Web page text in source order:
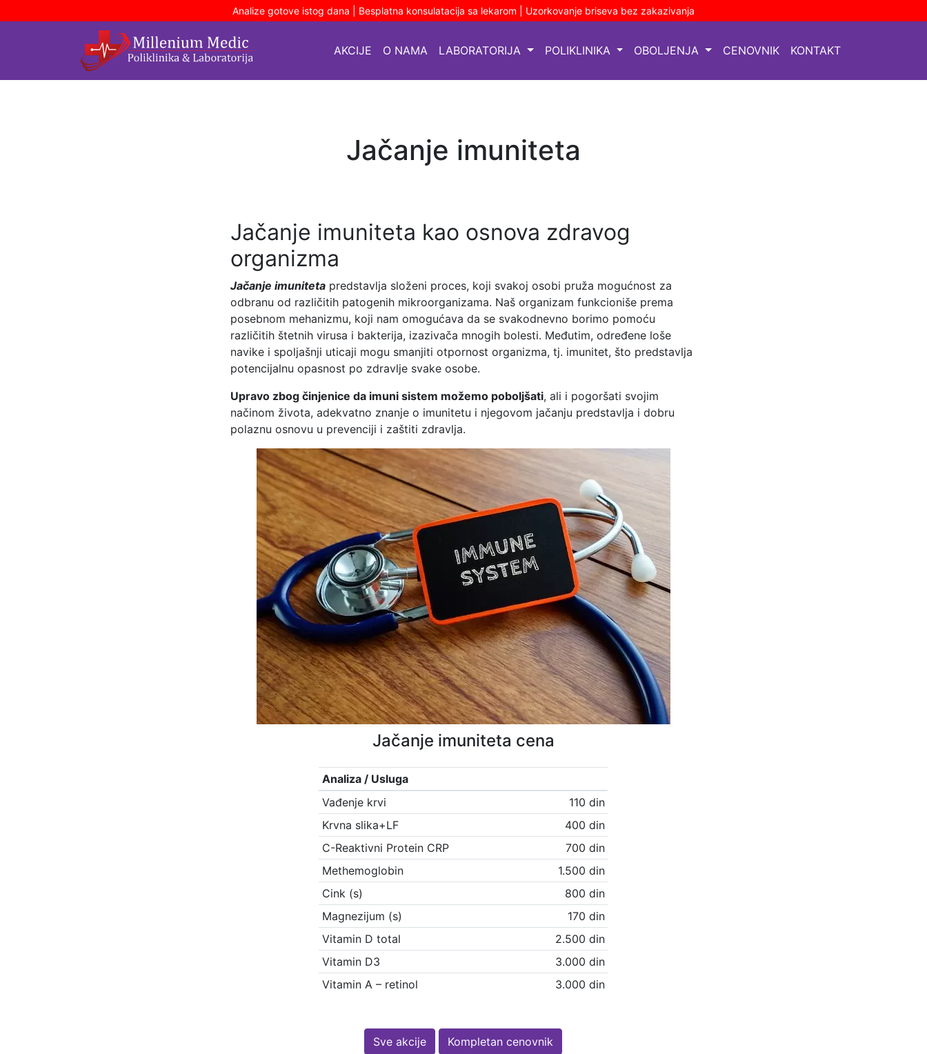
Analize gotove istog dana | Besplatna konsulatacija sa lekarom | Uzorkovanje briseva bez zakazivanja
AKCIJE O NAMA LABORATORIJA POLIKLINIKA OBOLJENJA CENOVNIK KONTAKT
Jačanje imuniteta
Jačanje imuniteta kao osnova zdravog
organizma
Jačanje imuniteta predstavlja složeni proces, koji svakoj osobi pruža mogućnost za
odbranu od različitih patogenih mikroorganizama. Naš organizam funkcioniše prema
posebnom mehanizmu, koji nam omogućava da se svakodnevno borimo pomoću
različitih štetnih virusa i bakterija, izazivača mnogih bolesti. Međutim, određene loše
navike i spoljašnji uticaji mogu smanjiti otpornost organizma, tj. imunitet, što predstavlja
potencijalnu opasnost po zdravlje svake osobe.
Upravo zbog činjenice da imuni sistem možemo poboljšati, ali i pogoršati svojim
načinom života, adekvatno znanje o imunitetu i njegovom jačanju predstavlja i dobru
polaznu osnovu u prevenciji i zaštiti zdravlja.
Jačanje imuniteta cena
Analiza / Usluga
Vađenje krvi
110 din
Krvna slika+LF
400 din
C-Reaktivni Protein CRP
700 din
Methemoglobin
1.500 din
Cink (s)
800 din
Magnezijum (s)
170 din
Vitamin D total
2.500 din
Vitamin D3
3.000 din
Vitamin A – retinol
3.000 din
Sve akcije Kompletan cenovnik